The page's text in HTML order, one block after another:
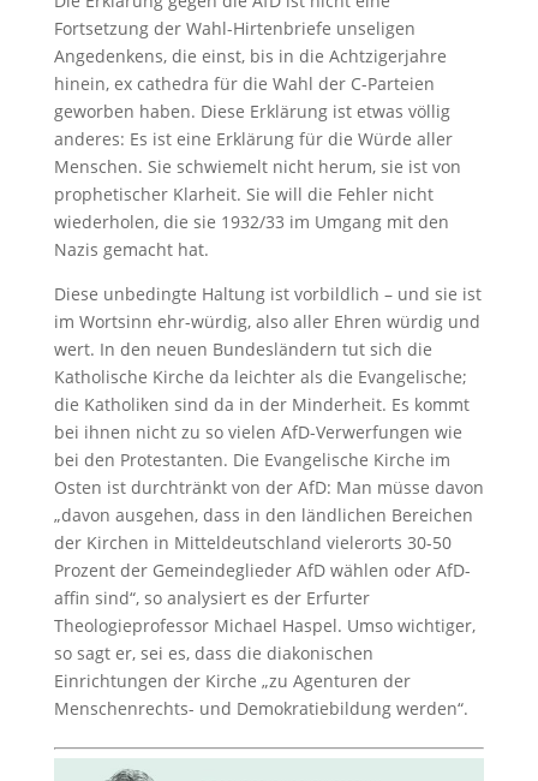
Fortsetzung der Wahl-Hirtenbriefe unseligen
Angedenkens, die einst, bis in die Achtzigerjahre
hinein, ex cathedra für die Wahl der C-Parteien
geworben haben. Diese Erklärung ist etwas völlig
anderes: Es ist eine Erklärung für die Würde aller
Menschen. Sie schwiemelt nicht herum, sie ist von
prophetischer Klarheit. Sie will die Fehler nicht
wiederholen, die sie 1932/33 im Umgang mit den
Nazis gemacht hat.
Diese unbedingte Haltung ist vorbildlich – und sie ist
im Wortsinn ehr-würdig, also aller Ehren würdig und
wert. In den neuen Bundesländern tut sich die
Katholische Kirche da leichter als die Evangelische;
die Katholiken sind da in der Minderheit. Es kommt
bei ihnen nicht zu so vielen AfD-Verwerfungen wie
bei den Protestanten. Die Evangelische Kirche im
Osten ist durchtränkt von der AfD: Man müsse davon
„davon ausgehen, dass in den ländlichen Bereichen
der Kirchen in Mitteldeutschland vielerorts 30-50
Prozent der Gemeindeglieder AfD wählen oder AfD-
affin sind“, so analysiert es der Erfurter
Theologieprofessor Michael Haspel. Umso wichtiger,
so sagt er, sei es, dass die diakonischen
Einrichtungen der Kirche „zu Agenturen der
Menschenrechts- und Demokratiebildung werden“.